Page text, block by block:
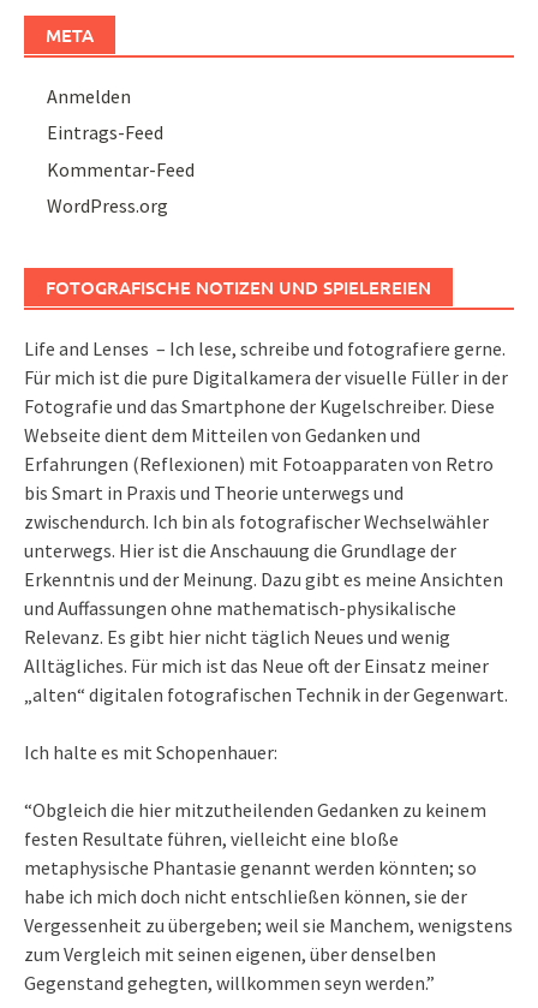
META
Anmelden
Eintrags-Feed
Kommentar-Feed
WordPress.org
FOTOGRAFISCHE NOTIZEN UND SPIELEREIEN
Life and Lenses – Ich lese, schreibe und fotografiere gerne.
Für mich ist die pure Digitalkamera der visuelle Füller in der
Fotografie und das Smartphone der Kugelschreiber. Diese
Webseite dient dem Mitteilen von Gedanken und
Erfahrungen (Reflexionen) mit Fotoapparaten von Retro
bis Smart in Praxis und Theorie unterwegs und
zwischendurch. Ich bin als fotografischer Wechselwähler
unterwegs. Hier ist die Anschauung die Grundlage der
Erkenntnis und der Meinung. Dazu gibt es meine Ansichten
und Auffassungen ohne mathematisch-physikalische
Relevanz. Es gibt hier nicht täglich Neues und wenig
Alltägliches. Für mich ist das Neue oft der Einsatz meiner
„alten“ digitalen fotografischen Technik in der Gegenwart.
Ich halte es mit Schopenhauer:
“Obgleich die hier mitzutheilenden Gedanken zu keinem
festen Resultate führen, vielleicht eine bloße
metaphysische Phantasie genannt werden könnten; so
habe ich mich doch nicht entschließen können, sie der
Vergessenheit zu übergeben; weil sie Manchem, wenigstens
zum Vergleich mit seinen eigenen, über denselben
Gegenstand gehegten, willkommen seyn werden.”